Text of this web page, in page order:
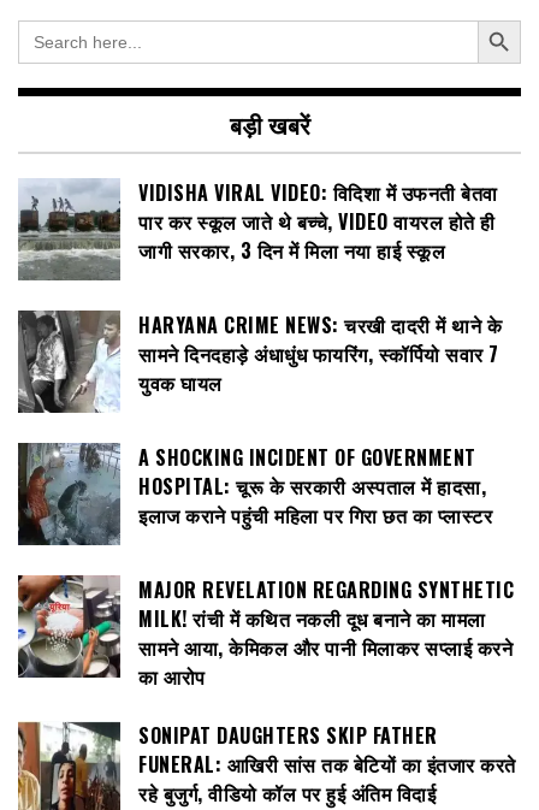
Search
for:
Search Button
बड़ी खबरें
VIDISHA VIRAL VIDEO: विदिशा में उफनती बेतवा
पार कर स्कूल जाते थे बच्चे, VIDEO वायरल होते ही
जागी सरकार, 3 दिन में मिला नया हाई स्कूल
HARYANA CRIME NEWS: चरखी दादरी में थाने के
सामने दिनदहाड़े अंधाधुंध फायरिंग, स्कॉर्पियो सवार 7
युवक घायल
A SHOCKING INCIDENT OF GOVERNMENT
HOSPITAL: चूरू के सरकारी अस्पताल में हादसा,
इलाज कराने पहुंची महिला पर गिरा छत का प्लास्टर
MAJOR REVELATION REGARDING SYNTHETIC
MILK! रांची में कथित नकली दूध बनाने का मामला
सामने आया, केमिकल और पानी मिलाकर सप्लाई करने
का आरोप
SONIPAT DAUGHTERS SKIP FATHER
FUNERAL: आखिरी सांस तक बेटियों का इंतजार करते
रहे बुजुर्ग, वीडियो कॉल पर हुई अंतिम विदाई